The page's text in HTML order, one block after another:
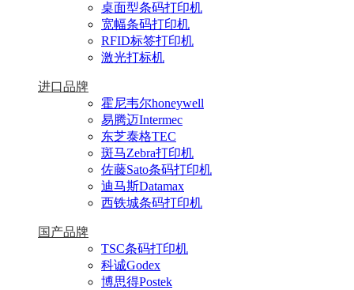
桌面型条码打印机
宽幅条码打印机
RFID标签打印机
激光打标机
进口品牌
霍尼韦尔honeywell
易腾迈Intermec
东芝泰格TEC
斑马Zebra打印机
佐藤Sato条码打印机
迪马斯Datamax
西铁城条码打印机
国产品牌
TSC条码打印机
科诚Godex
博思得Postek